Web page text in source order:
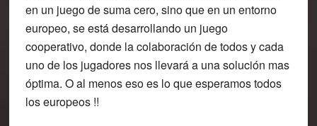
en un juego de suma cero, sino que en un entorno
europeo, se está desarrollando un juego
cooperativo, donde la colaboración de todos y cada
uno de los jugadores nos llevará a una solución mas
óptima. O al menos eso es lo que esperamos todos
los europeos !!